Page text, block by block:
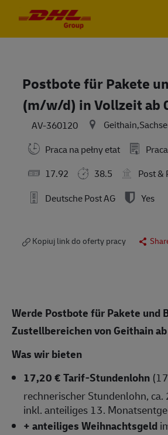
Postbote für Pakete
(m/w/d) in Vollzeit ab
AV-360120
Praca na pełny etat
17.92
38.5
Post &
Deutsche Post AG
Yes
Kopiuj link do oferty pracy
Werde Postbote für Pakete und
Zustellbereichen von Geithain
Was wir bieten
17,20 € Tarif-Stundenlohn
rechnerischer Stundenlohn,
inkl. anteiliges 13.
+ anteiliges Weihnachtsgeld